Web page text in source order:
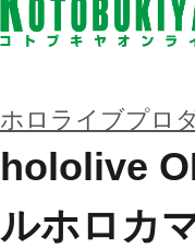
ホロライブプロ
hololive
ルホロカ